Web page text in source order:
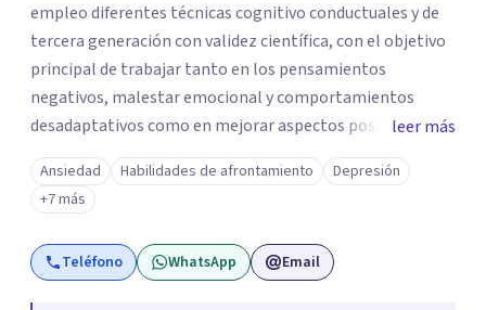
empleo diferentes técnicas cognitivo conductuales y de
tercera generación con validez científica, con el objetivo
principal de trabajar tanto en los pensamientos
negativos, malestar emocional y comportamientos
desadaptativos como en mejorar aspectos positivos,
habilidades y desarrollo personal. ¡Tus objetivos son los
míos y juntos los alcanzaremos!. Mi objetivo principal es
que consigas el bienestar y equilibrio que buscas, siendo
consciente de que cada persona es diferente y por ello
inicialmente realizaremos una adecuada evaluación para
leer más
Ansiedad Habilidades de afrontamiento
Depresión
+7 más
Teléfono WhatsApp Email